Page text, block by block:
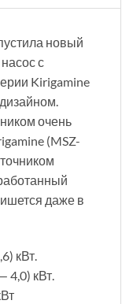
новый
с
Kirigamine
очень
(MSZ-
даже в
кВт.
4,0) кВт.